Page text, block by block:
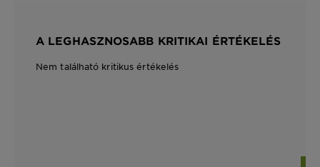
A LEGHASZNOSABB KRITIKAI ÉRTÉKELÉS
Nem található kritikus értékelés